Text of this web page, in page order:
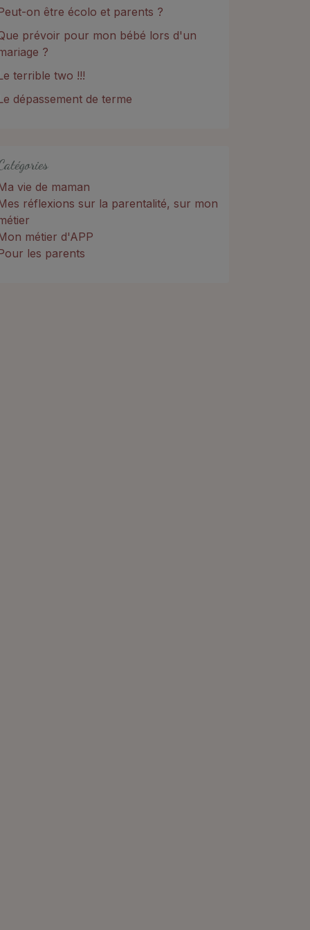
on être écolo et parents ?
prévoir pour mon bébé lors d'un
?
terrible two !!!
dépassement de terme
vie de maman
réflexions sur la parentalité, sur mon
métier d'APP
les parents